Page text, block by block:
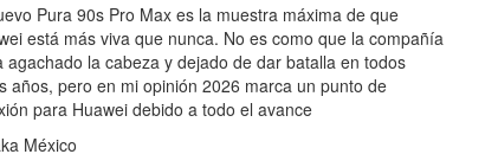
Pura 90s Pro Max es la muestra máxima de que
está más viva que nunca. No es como que la compañía
agachado la cabeza y dejado de dar batalla en todos
años, pero en mi opinión 2026 marca un punto de
para Huawei debido a todo el avance
México